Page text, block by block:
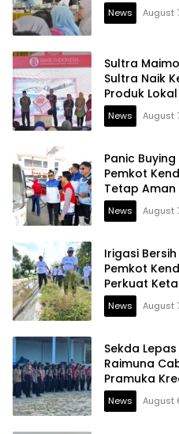
News August
Sultra
Sultra Naik
Produk
News August
Panic
Pemkot
Tetap Aman
News August
Irigasi
Pemkot
Perkuat
News August
Sekda
Raimuna
Pramuka
News August